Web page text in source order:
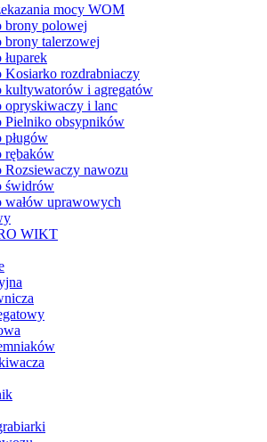
mocy WOM
brony polowej
brony talerzowej
łuparek
Kosiarko rozdrabniaczy
kultywatorów i agregatów
opryskiwaczy i lanc
Pielniko obsypników
pługów
rębaków
Rozsiewaczy nawozu
świdrów
wałów uprawowych
WIKT